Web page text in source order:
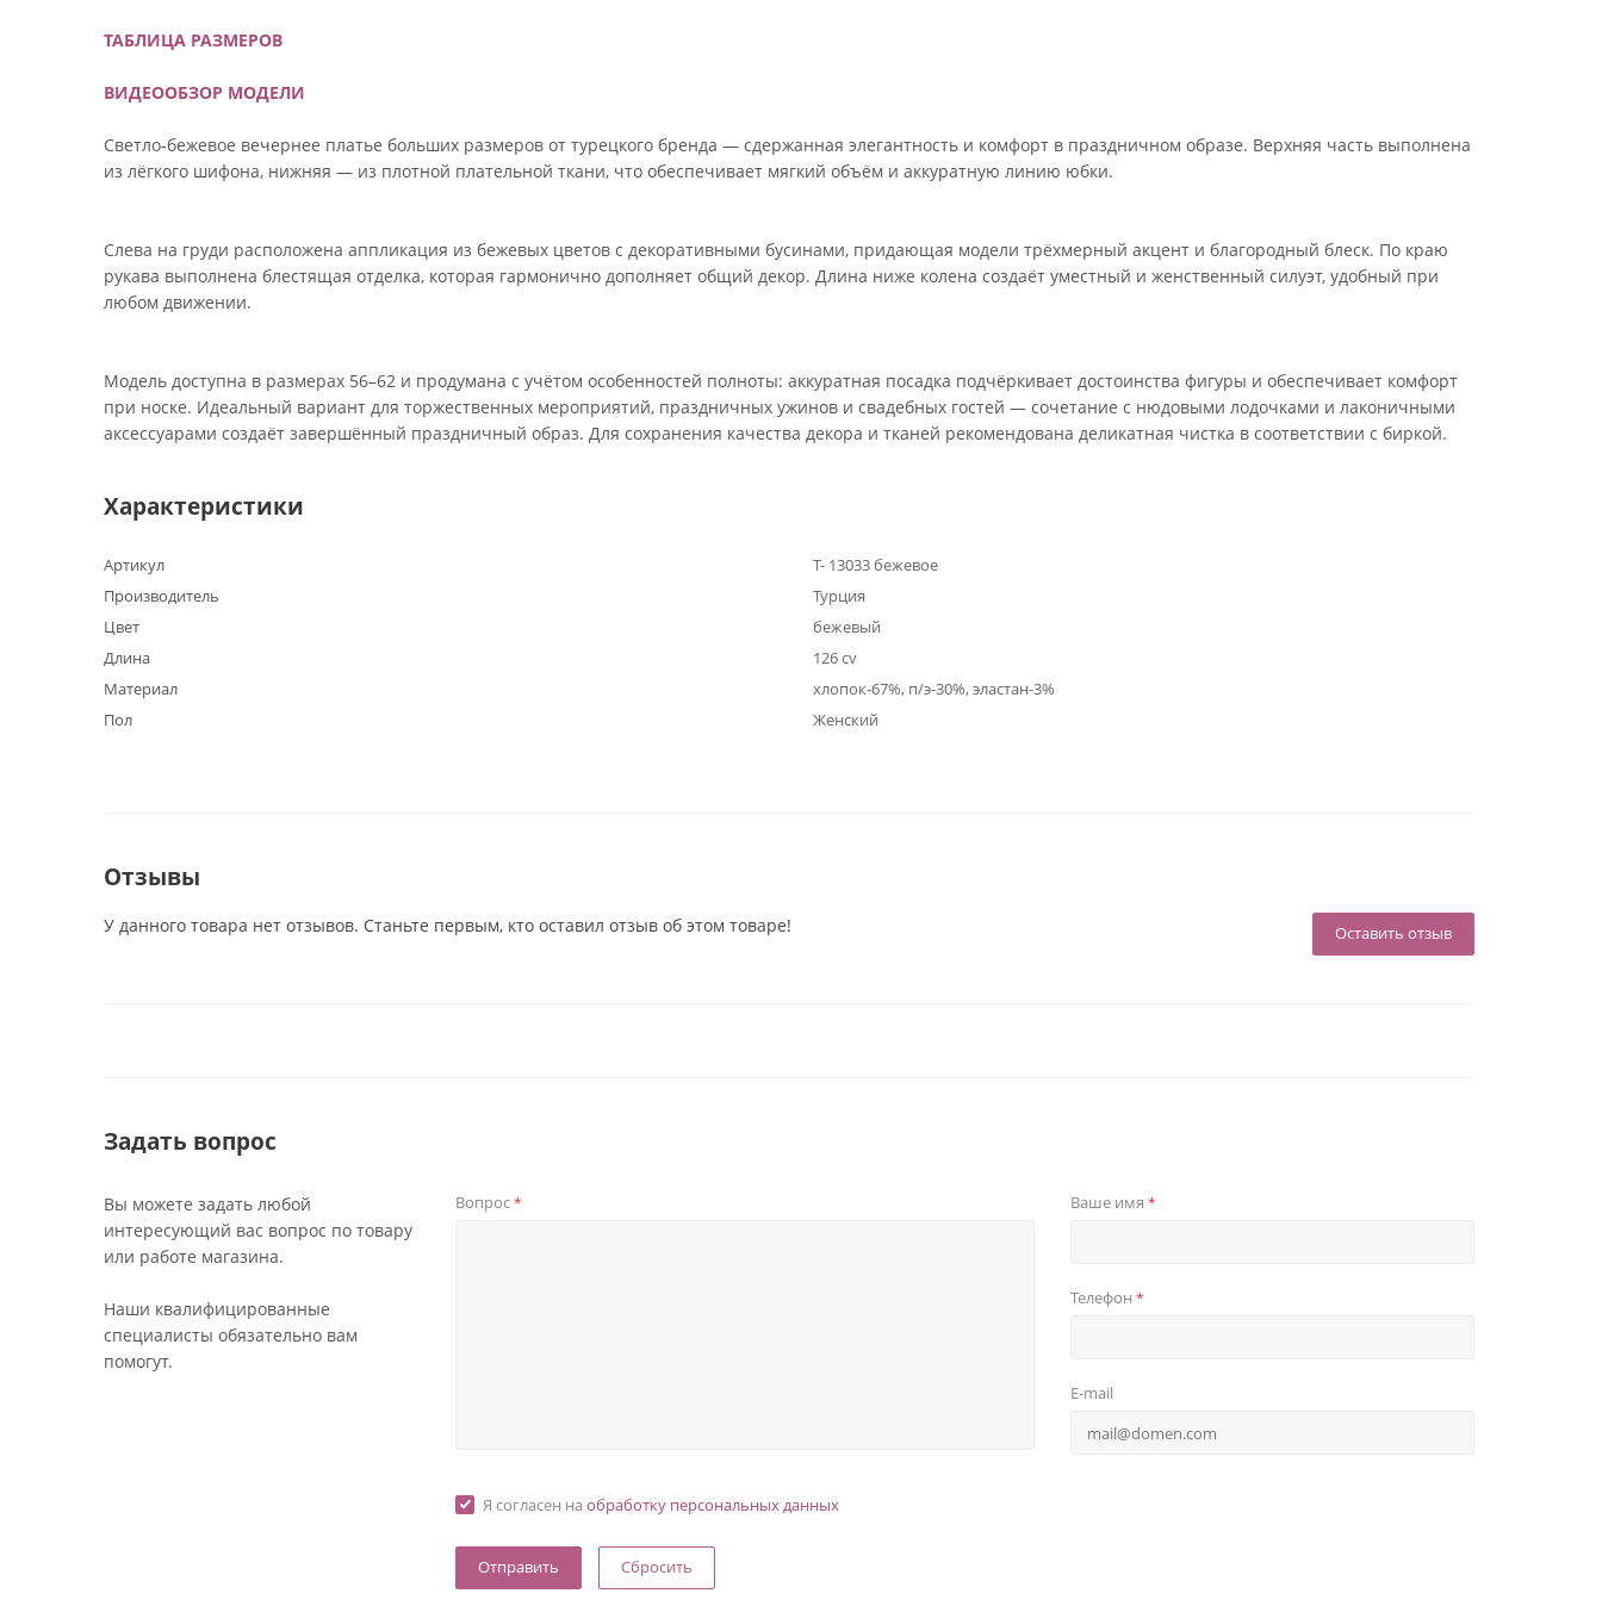
ТАБЛИЦА РАЗМЕРОВ
ВИДЕООБЗОР МОДЕЛИ
Светло‑бежевое вечернее платье больших размеров от турецкого бренда — сдержанная элегантность и комфорт в праздничном образе. Верхняя часть выполнена
из лёгкого шифона, нижняя — из плотной плательной ткани, что обеспечивает мягкий объём и аккуратную линию юбки.
Слева на груди расположена аппликация из бежевых цветов с декоративными бусинами, придающая модели трёхмерный акцент и благородный блеск. По краю
рукава выполнена блестящая отделка, которая гармонично дополняет общий декор. Длина ниже колена создаёт уместный и женственный силуэт, удобный при
любом движении.
Модель доступна в размерах 56–62 и продумана с учётом особенностей полноты: аккуратная посадка подчёркивает достоинства фигуры и обеспечивает комфорт
при носке. Идеальный вариант для торжественных мероприятий, праздничных ужинов и свадебных гостей — сочетание с нюдовыми лодочками и лаконичными
аксессуарами создаёт завершённый праздничный образ. Для сохранения качества декора и тканей рекомендована деликатная чистка в соответствии с биркой.
Характеристики
Артикул
Т- 13033 бежевое
Производитель
Турция
Цвет
бежевый
Длина
126 cv
Материал
хлопок-67%, п/э-30%, эластан-3%
Пол
Женский
Отзывы
Оставить отзыв
У данного товара нет отзывов. Станьте первым, кто оставил отзыв об этом товаре!
Задать вопрос
Вы можете задать любой
интересующий вас вопрос по товару
или работе магазина.
Наши квалифицированные
специалисты обязательно вам
помогут.
Вопрос* Ваше имя*
Телефон*
E-mail
Я согласен на обработку персональных данных
Сбросить